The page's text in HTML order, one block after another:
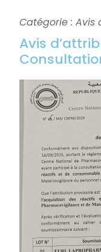
Catégorie :
Avis